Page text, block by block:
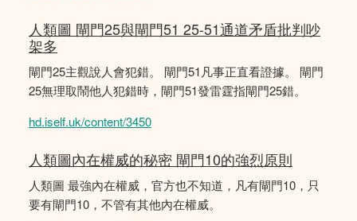
人類圖 閘門25與閘門51 25-51通道矛盾批判吵
架多
閘門25主觀說人會犯錯。 閘門51凡事正直看證據。 閘門
25無理取鬧他人犯錯時，閘門51發雷霆指閘門25錯。
hd.iself.uk/content/3450
人類圖內在權威的秘密 閘門10的強烈原則
人類圖 最強內在權威，官方也不知道，凡有閘門10，只
要有閘門10，不管有其他內在權威。